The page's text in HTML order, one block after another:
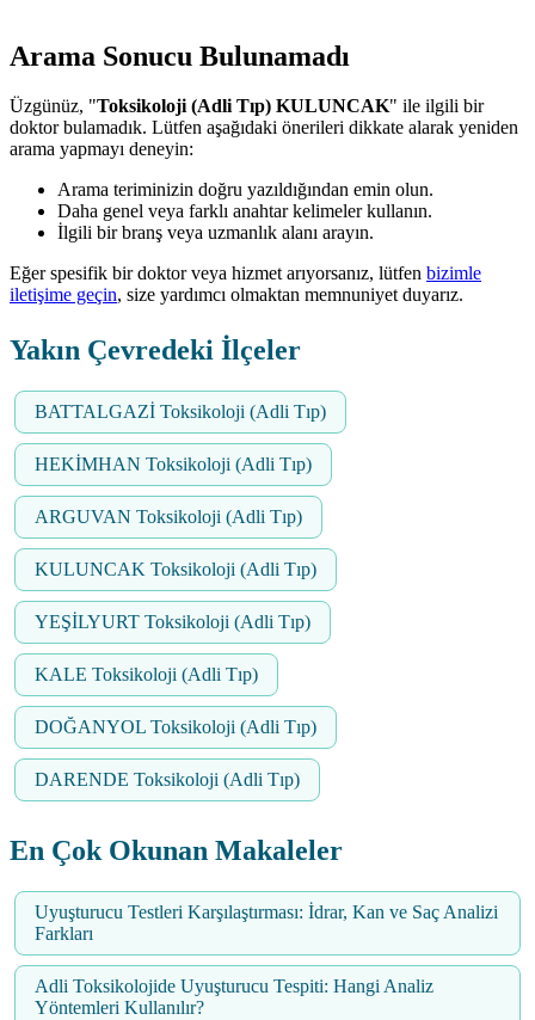
Arama Sonucu Bulunamadı
Üzgünüz, "Toksikoloji (Adli Tıp) KULUNCAK" ile ilgili bir
doktor bulamadık. Lütfen aşağıdaki önerileri dikkate alarak yeniden
arama yapmayı deneyin:
Arama teriminizin doğru yazıldığından emin olun.
Daha genel veya farklı anahtar kelimeler kullanın.
İlgili bir branş veya uzmanlık alanı arayın.
Eğer spesifik bir doktor veya hizmet arıyorsanız, lütfen bizimle
iletişime geçin, size yardımcı olmaktan memnuniyet duyarız.
Yakın Çevredeki İlçeler
BATTALGAZİ Toksikoloji (Adli Tıp)
HEKİMHAN Toksikoloji (Adli Tıp)
ARGUVAN Toksikoloji (Adli Tıp)
KULUNCAK Toksikoloji (Adli Tıp)
YEŞİLYURT Toksikoloji (Adli Tıp)
KALE Toksikoloji (Adli Tıp)
DOĞANYOL Toksikoloji (Adli Tıp)
DARENDE Toksikoloji (Adli Tıp)
En Çok Okunan Makaleler
Uyuşturucu Testleri Karşılaştırması: İdrar, Kan ve Saç Analizi
Farkları
Adli Toksikolojide Uyuşturucu Tespiti: Hangi Analiz
Yöntemleri Kullanılır?